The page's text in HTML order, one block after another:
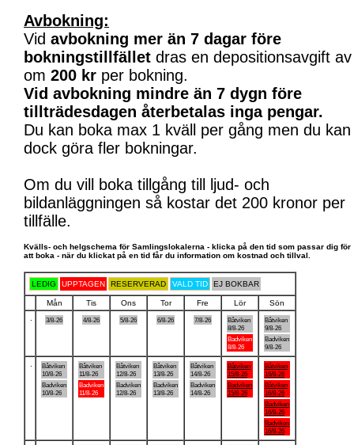
Avbokning:
Vid avbokning mer än 7 dagar före
bokningstillfället dras en depositionsavgift av
om 200 kr per bokning.
Vid avbokning mindre än 7 dygn före
tillträdesdagen återbetalas inga pengar.
Du kan boka max 1 kväll per gång men du kan
dock göra fler bokningar.
Om du vill boka tillgång till ljud- och
bildanläggningen så kostar det 200 kronor per
tillfälle.
Kvälls- och helgschema för Samlingslokalerna - klicka på den tid som passar dig för
att boka - när du klickat på en tid får du information om kostnad och tillval.
LEDIG UPPTAGEN RESERVERAD VALD TID EJ BOKBAR
Mån Tis Ons Tor Fre Lör
Sön
3/8-26 4/8-26 5/8-26 6/8-26 7/8-26
Båtviken
8/8-26
Badviken
8/8-26
Båtviken
9/8-26
Badviken
9/8-26
Båtviken
10/8-26
Badviken
10/8-26
Båtviken
11/8-26
Badviken
11/8-26
Båtviken
12/8-26
Badviken
12/8-26
Båtviken
13/8-26
Badviken
13/8-26
Båtviken
14/8-26
Badviken
14/8-26
Båtviken
15/8-26
Badviken
15/8-26
Båtviken
16/8-26
Båtviken
16/8-26
Badviken
16/8-26
Badviken
16/8-26